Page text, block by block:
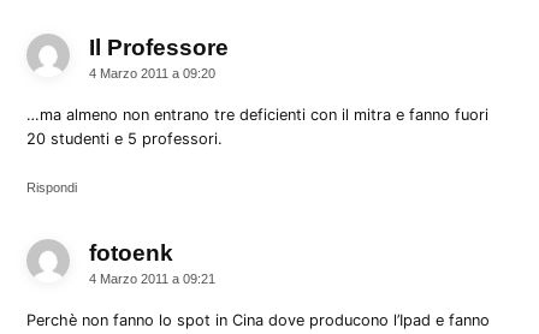
Il Professore
4 Marzo 2011 a 09:20
…ma almeno non entrano tre deficienti con il mitra e fanno fuori
20 studenti e 5 professori.
Rispondi
fotoenk
4 Marzo 2011 a 09:21
Perchè non fanno lo spot in Cina dove producono l’Ipad e fanno